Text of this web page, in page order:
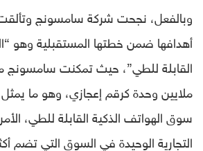
وبالفعل، نجحت شركة سامسونج
أهدافها ضمن خطتها المستقبلية وهو
سوق الهواتف الذكية القابلة للطي،